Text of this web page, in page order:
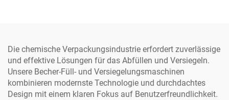
Die chemische Verpackungsindustrie erfordert zuverlässige
und effektive Lösungen für das Abfüllen und Versiegeln.
Unsere Becher-Füll- und Versiegelungsmaschinen
kombinieren modernste Technologie und durchdachtes
Design mit einem klaren Fokus auf Benutzerfreundlichkeit.